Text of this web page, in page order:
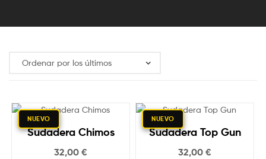
Ochentera,
y
molona
NUEVO
Sudadera Chimos
32,00 €
NUEVO
Sudadera Top Gun
32,00 €